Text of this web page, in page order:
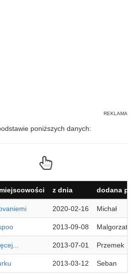
poniższych danych:
z dnia dodana
2020-02-16 Michał
2013-09-08 Malgorzata
2013-07-01 Przemek
2013-03-12 Seban